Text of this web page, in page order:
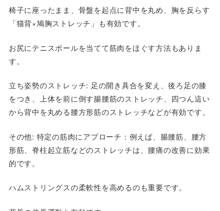
椅子に座ったまま、骨盤を起点に背中を丸め、胸を反らす
「猫背×鳩胸ストレッチ」も有効です。
お尻にテニスボールを当てて筋肉をほぐす方法もありま
す。
立ち姿勢のストレッチ: 足の開き具合を変え、後ろ足の膝
をつき、上体を前に倒す腸腰筋のストレッチ、四つん這い
から背中を丸める腰方形筋のストレッチなどが有効です。
その他: 特定の筋肉にアプローチ：例えば、腸腰筋、腰方
形筋、脊柱起立筋などのストレッチは、腰痛の改善に効果
的です。
ハムストリングスの柔軟性を高めるのも重要です。